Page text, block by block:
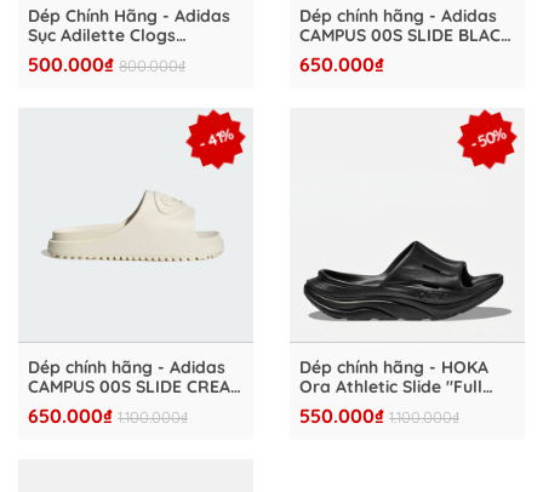
Dép Chính Hãng - Adidas
Sục Adilette Clogs
Sandals Semi "Green" -
IF0793
500.000₫ 800.000₫
Dép chính hãng - Adidas
CAMPUS 00S SLIDE BLACK
- IH1626
650.000₫
- 41%
Dép chính hãng - Adidas
CAMPUS 00S SLIDE CREAM
- IH1627
650.000₫ 1.100.000₫
- 50%
Dép chính hãng - HOKA
Ora Athletic Slide "Full
Black" - HKA4827-22
550.000₫ 1.100.000₫